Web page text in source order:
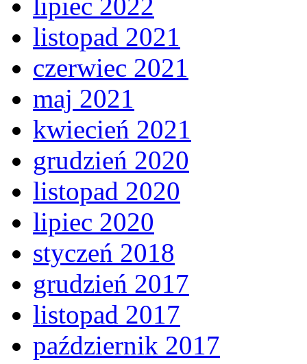
lipiec 2022
listopad 2021
czerwiec 2021
maj 2021
kwiecień 2021
grudzień 2020
listopad 2020
lipiec 2020
styczeń 2018
grudzień 2017
listopad 2017
październik 2017